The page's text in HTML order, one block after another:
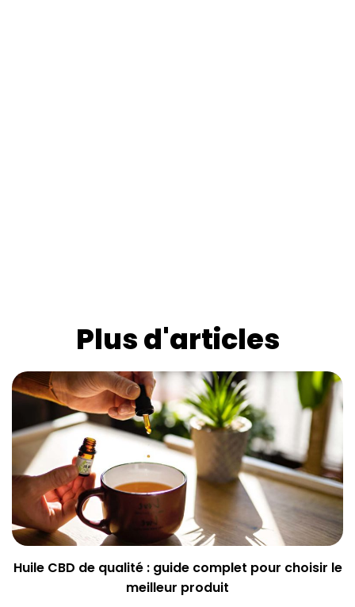
Plus d'articles
Huile CBD de qualité : guide complet pour choisir le
meilleur produit